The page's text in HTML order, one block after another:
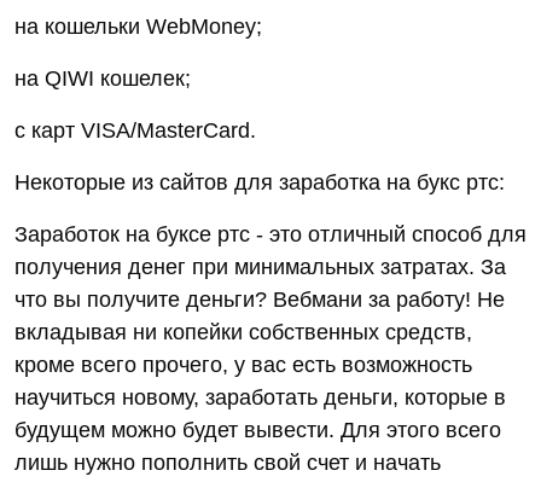
на кошельки WebMoney;
на QIWI кошелек;
с карт VISA/MasterCard.
Некоторые из сайтов для заработка на букс ртс:
Заработок на буксе ртс - это отличный способ для
получения денег при минимальных затратах. За
что вы получите деньги? Вебмани за работу! Не
вкладывая ни копейки собственных средств,
кроме всего прочего, у вас есть возможность
научиться новому, заработать деньги, которые в
будущем можно будет вывести. Для этого всего
лишь нужно пополнить свой счет и начать